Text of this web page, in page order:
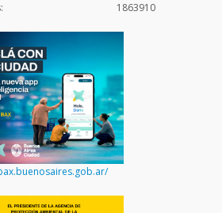
1863910